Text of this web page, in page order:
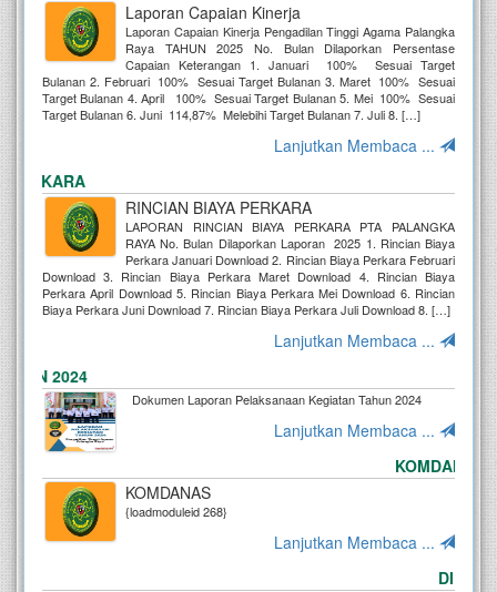
Laporan Capaian Kinerja
Laporan Capaian Kinerja Pengadilan Tinggi Agama Palangka
Raya TAHUN 2025 No. Bulan Dilaporkan Persentase
Capaian Keterangan 1. Januari 100% Sesuai Target
Bulanan 2. Februari 100% Sesuai Target Bulanan 3. Maret 100% Sesuai
Target Bulanan 4. April 100% Sesuai Target Bulanan 5. Mei 100% Sesuai
Target Bulanan 6. Juni 114,87% Melebihi Target Bulanan 7. Juli 8. […]
Lanjutkan Membaca ...
RINCIAN BIAYA PERKARA
LAPORAN RINCIAN BIAYA PERKARA PTA PALANGKA
RAYA No. Bulan Dilaporkan Laporan 2025 1. Rincian Biaya
Perkara Januari Download 2. Rincian Biaya Perkara Februari
Download 3. Rincian Biaya Perkara Maret Download 4. Rincian Biaya
Perkara April Download 5. Rincian Biaya Perkara Mei Download 6. Rincian
Biaya Perkara Juni Download 7. Rincian Biaya Perkara Juli Download 8. […]
Lanjutkan Membaca ...
2024
Dokumen Laporan Pelaksanaan Kegiatan Tahun 2024
Lanjutkan Membaca ...
KOMDANAS
KOMDANAS
{loadmoduleid 268}
Lanjutkan Membaca ...
DIPA